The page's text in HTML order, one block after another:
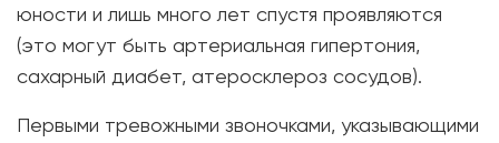
юности и лишь много лет спустя проявляются
(это могут быть артериальная гипертония,
сахарный диабет, атеросклероз сосудов).
Первыми тревожными звоночками, указывающими